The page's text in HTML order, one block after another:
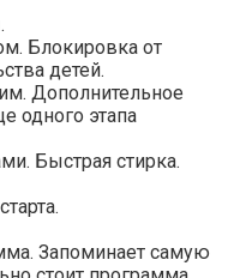
Блокировка от
детей.
Дополнительное
одного этапа
Быстрая стирка.
Запоминает самую